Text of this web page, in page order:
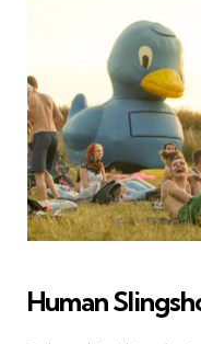
Human